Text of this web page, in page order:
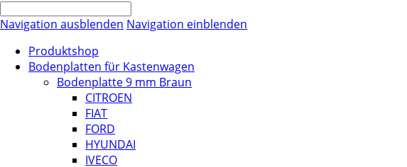
Navigation ausblenden Navigation einblenden
Produktshop
Bodenplatten für Kastenwagen
Bodenplatte 9 mm Braun
CITROEN
FIAT
FORD
HYUNDAI
IVECO